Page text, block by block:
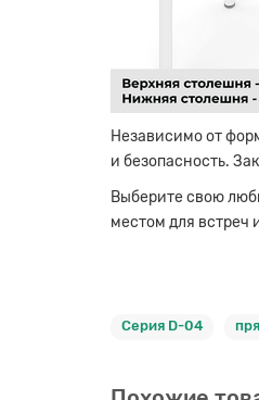
Независимо от
и безопасность.
Выберите свою
местом для встреч
Серия D-04